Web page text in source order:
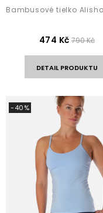
474 Kč 790 Kč
DETAIL PRODUKTU
-40%